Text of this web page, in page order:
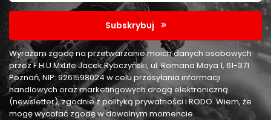
Subskrybuj
Wyrażam zgodę na przetwarzanie moich danych osobowych
przez F.H.U MxLife Jacek Rybczyński, ul. Romana Maya 1, 61-371
Poznań, NIP: 9261598024 w celu przesyłania informacji
handlowych oraz marketingowych drogą elektroniczną
(newsletter), zgodnie z polityką prywatności i RODO. Wiem, że
mogę wycofać zgodę w dowolnym momencie.